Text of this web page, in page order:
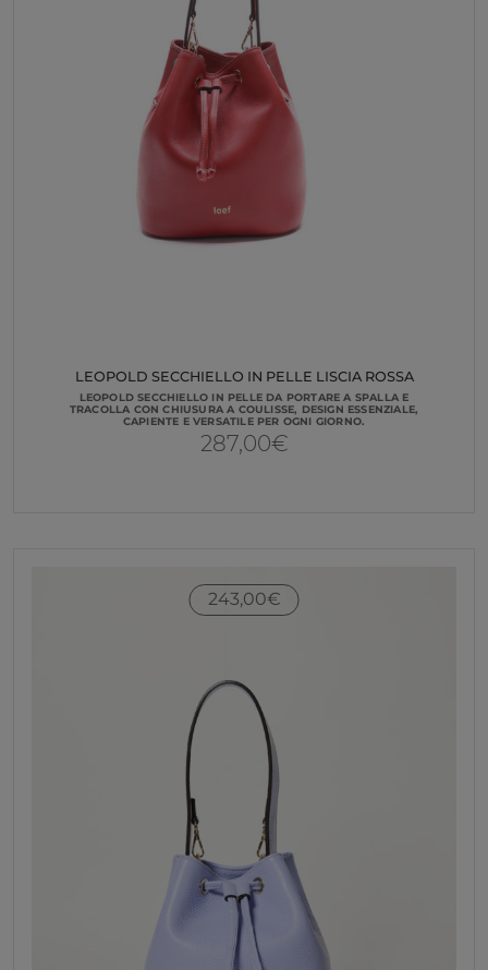
LEOPOLD SECCHIELLO IN PELLE LISCIA ROSSA
LEOPOLD SECCHIELLO IN PELLE DA PORTARE A SPALLA E
TRACOLLA CON CHIUSURA A COULISSE, DESIGN ESSENZIALE,
CAPIENTE E VERSATILE PER OGNI GIORNO.
287,00€
243,00€